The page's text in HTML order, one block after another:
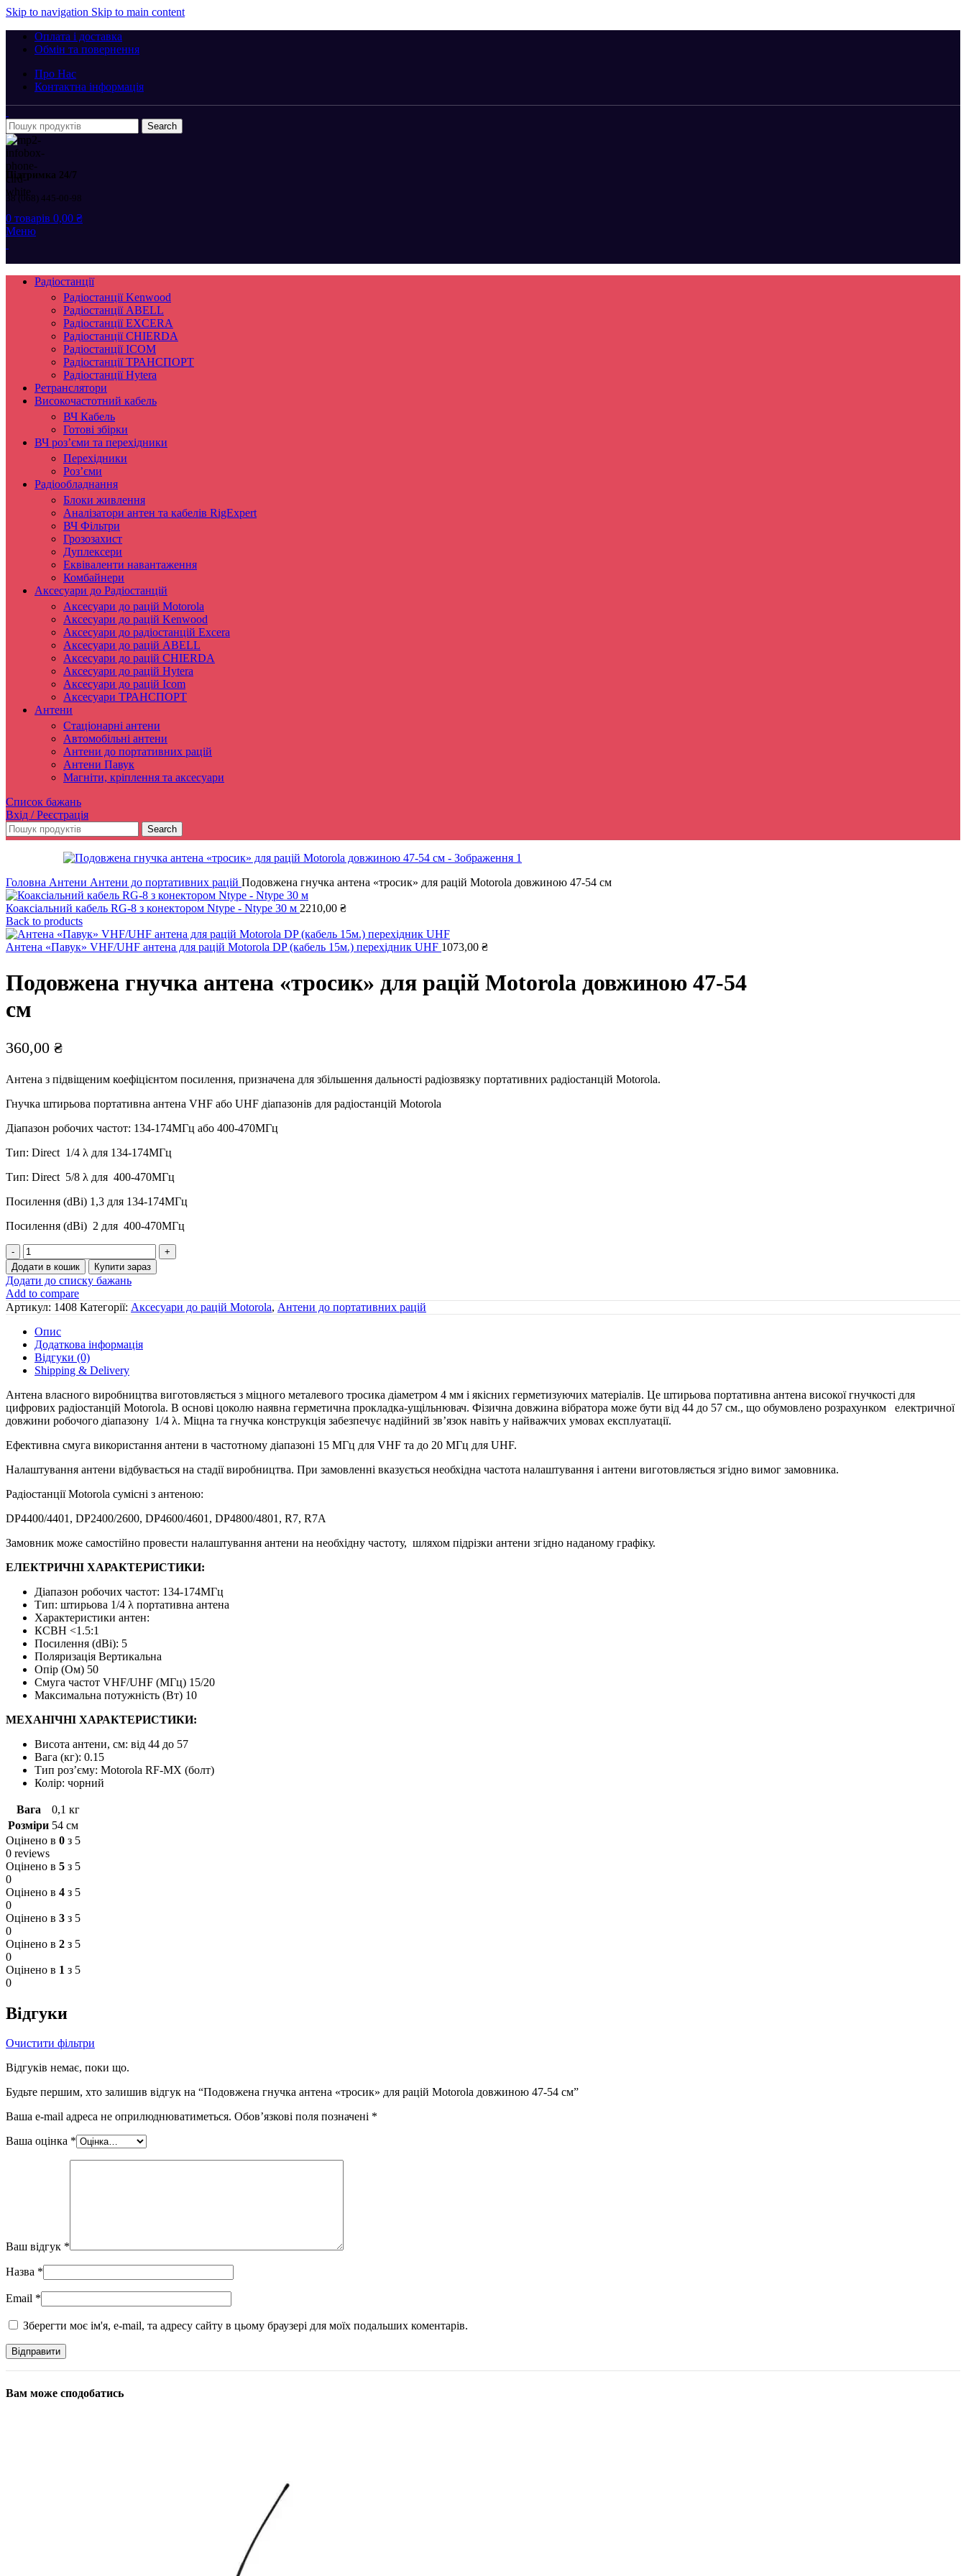
Skip to navigation Skip to main content
Оплата і доставка
Обмін та повернення
Про Нас
Контактна інформація
Search
Підтримка 24/7
38 (068) 445-00-98
0 товарів 0,00 ₴
Меню
Радіостанції
Радіостанції Kenwood
Радіостанції ABELL
Радіостанції EXCERA
Радіостанції CHIERDA
Радіостанції ICOM
Радіостанції ТРАНСПОРТ
Радіостанції Hytera
Ретранслятори
Високочастотний кабель
ВЧ Кабель
Готові збірки
ВЧ роз’єми та перехідники
Перехідники
Роз’єми
Радіообладнання
Блоки живлення
Аналізатори антен та кабелів RigExpert
ВЧ Фільтри
Грозозахист
Дуплексери
Еквіваленти навантаження
Комбайнери
Аксесуари до Радіостанцій
Аксесуари до рацій Motorola
Аксесуари до рацій Kenwood
Аксесуари до радіостанцій Excera
Аксесуари до рацій ABELL
Аксесуари до рацій CHIERDA
Аксесуари до рацій Hytera
Аксесуари до рацій Icom
Аксесуари ТРАНСПОРТ
Антени
Стаціонарні антени
Автомобільні антени
Антени до портативних рацій
Антени Павук
Магніти, кріплення та аксесуари
Список бажань
Вхід / Реєстрація
Search
Головна Антени Антени до портативних рацій Подовжена гнучка антена «тросик» для рацій Motorola довжиною 47-54 см
Коаксіальний кабель RG-8 з конектором Ntype - Ntype 30 м 2210,00 ₴
Back to products
Антена «Павук» VHF/UHF антена для рацій Motorola DP (кабель 15м.) перехідник UHF 1073,00 ₴
Подовжена гнучка антена «тросик» для рацій Motorola довжиною 47-54
см
360,00 ₴
Антена з підвіщеним коефіцієнтом посилення, призначена для збільшення дальності радіозвязку портативних радіостанцій Motorola.
Гнучка штирьова портативна антена VHF або UHF діапазонів для радіостанцій Motorola
Діапазон робочих частот: 134-174МГц або 400-470МГц
Тип: Direct 1/4 λ для 134-174МГц
Тип: Direct 5/8 λ для 400-470МГц
Посилення (dBі) 1,3 для 134-174МГц
Посилення (dBі) 2 для 400-470МГц
Подовжена
гнучка
антена
«тросик»
для
рацій
Motorola
довжиною
47-
кількість
Додати в кошик Купити зараз
Додати до списку бажань
Add to compare
Артикул: 1408 Категорії: Аксесуари до рацій Motorola, Антени до портативних рацій
Опис
Додаткова інформація
Відгуки (0)
Shipping & Delivery
Антена власного виробництва виготовляється з міцного металевого тросика діаметром 4 мм і якісних герметизуючих матеріалів. Це штирьова портативна антена високої гнучкості для
цифрових радіостанцій Motorola. В основі цоколю наявна герметична прокладка-ущільнювач. Фізична довжина вібратора може бути від 44 до 57 см., що обумовлено ​​розрахунком електричної
довжини робочого діапазону 1/4 λ. Міцна та гнучка конструкція забезпечує надійний зв’язок навіть у найважчих умовах експлуатації.
Ефективна смуга використання антени в частотному діапазоні 15 МГц для VHF та до 20 МГц для UHF.
Налаштування антени відбувається на стадії виробництва. При замовленні вказується необхідна частота налаштування і антени виготовляється згідно вимог замовника.
Радіостанції Motorola сумісні з антеною:
DP4400/4401, DP2400/2600, DP4600/4601, DP4800/4801, R7, R7A
Замовник може самостійно провести налаштування антени на необхідну частоту, шляхом підрізки антени згідно наданому графіку.
ЕЛЕКТРИЧНІ ХАРАКТЕРИСТИКИ:
Діапазон робочих частот: 134-174МГц
Тип: штирьова 1/4 λ портативна антена
Характеристики антен:
КСВН <1.5:1
Посилення (dBі): 5
Поляризація Вертикальна
Опір (Ом) 50
Смуга частот VHF/UHF (МГц) 15/20
Максимальна потужність (Вт) 10
МЕХАНІЧНІ ХАРАКТЕРИСТИКИ:
Висота антени, см: від 44 до 57
Вага (кг): 0.15
Тип роз’єму: Motorola RF-MX (болт)
Колір: чорний
Вага
0,1 кг
Розміри 54 см
Оцінено в 0 з 5
0 reviews
Оцінено в 5 з 5
0
Оцінено в 4 з 5
0
Оцінено в 3 з 5
0
Оцінено в 2 з 5
0
Оцінено в 1 з 5
0
Відгуки
Очистити фільтри
Відгуків немає, поки що.
Будьте першим, хто залишив відгук на “Подовжена гнучка антена «тросик» для рацій Motorola довжиною 47-54 см”
Ваша e-mail адреса не оприлюднюватиметься. Обов’язкові поля позначені *
Ваша оцінка *
Ваш відгук *
Назва *
Email *
Зберегти моє ім'я, e-mail, та адресу сайту в цьому браузері для моїх подальших коментарів.
Вам може сподобатись